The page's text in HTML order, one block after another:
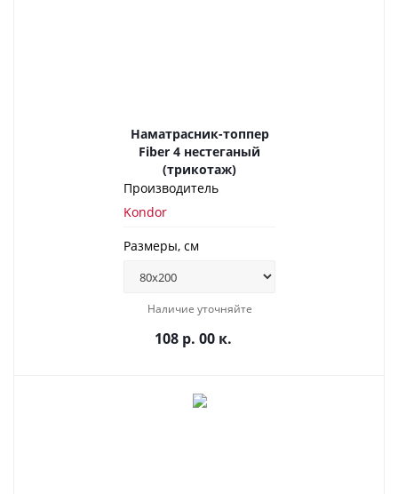
Наматрасник-топпер
Fiber 4 нестеганый
(трикотаж)
Производитель
Kondor
Размеры, см
Наличие уточняйте
108 р. 00 к.